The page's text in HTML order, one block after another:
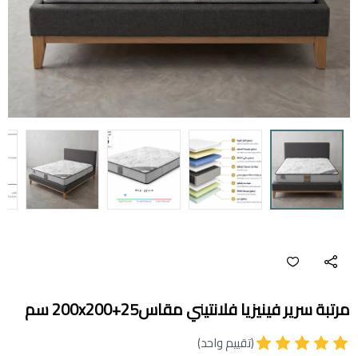
مرتبة سرير فينيزيا فلانتيني مقاس200x200+25 سم
(تقييم واحد)